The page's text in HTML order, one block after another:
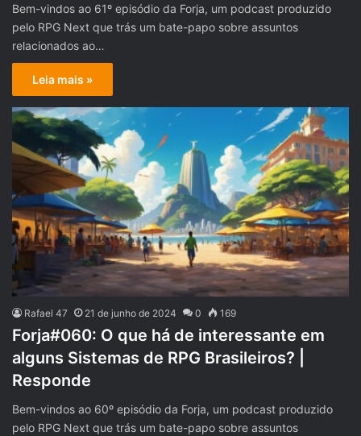
Bem-vindos ao 61º episódio da Forja, um podcast produzido
pelo RPG Next que trás um bate-papo sobre assuntos
relacionados ao…
Leia mais »
Rafael 47 21 de junho de 2024 0 169
Forja#060: O que há de interessante em
alguns Sistemas de RPG Brasileiros? |
Responde
Bem-vindos ao 60º episódio da Forja, um podcast produzido
pelo RPG Next que trás um bate-papo sobre assuntos